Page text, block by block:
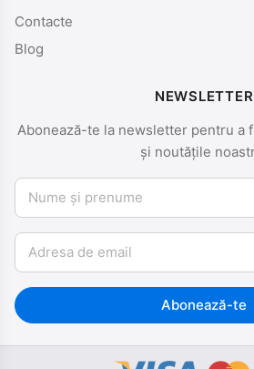
Contacte
Blog
NEWSLETTER
Abonează-te la newsletter pentru a
și noutățile
Nume și prenume
Email
Abonează-te